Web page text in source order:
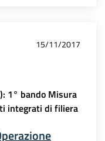
15/11/2017
1° bando Misura
integrati di filiera